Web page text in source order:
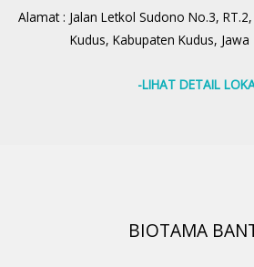
Alamat : Jalan Letkol Sudono No.3,
Kudus, Kabupaten Kudus,
-LIHAT DETAIL
BIOTAMA